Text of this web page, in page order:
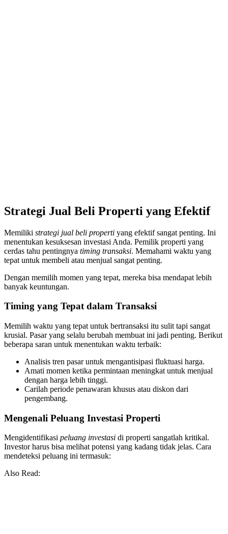
Strategi Jual Beli Properti yang Efektif
Memiliki strategi jual beli properti yang efektif sangat penting. Ini
menentukan kesuksesan investasi Anda. Pemilik properti yang
cerdas tahu pentingnya timing transaksi. Memahami waktu yang
tepat untuk membeli atau menjual sangat penting.
Dengan memilih momen yang tepat, mereka bisa mendapat lebih
banyak keuntungan.
Timing yang Tepat dalam Transaksi
Memilih waktu yang tepat untuk bertransaksi itu sulit tapi sangat
krusial. Pasar yang selalu berubah membuat ini jadi penting. Berikut
beberapa saran untuk menentukan waktu terbaik:
Analisis tren pasar untuk mengantisipasi fluktuasi harga.
Amati momen ketika permintaan meningkat untuk menjual
dengan harga lebih tinggi.
Carilah periode penawaran khusus atau diskon dari
pengembang.
Mengenali Peluang Investasi Properti
Mengidentifikasi peluang investasi di properti sangatlah kritikal.
Investor harus bisa melihat potensi yang kadang tidak jelas. Cara
mendeteksi peluang ini termasuk:
Also Read: